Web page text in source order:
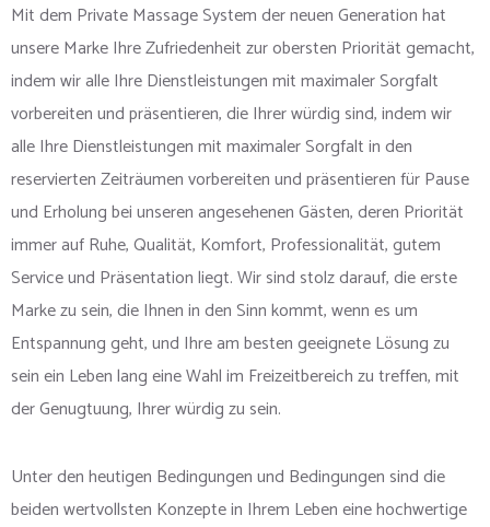
Mit dem Private Massage System der neuen Generation hat
unsere Marke Ihre Zufriedenheit zur obersten Priorität gemacht,
indem wir alle Ihre Dienstleistungen mit maximaler Sorgfalt
vorbereiten und präsentieren, die Ihrer würdig sind, indem wir
alle Ihre Dienstleistungen mit maximaler Sorgfalt in den
reservierten Zeiträumen vorbereiten und präsentieren für Pause
und Erholung bei unseren angesehenen Gästen, deren Priorität
immer auf Ruhe, Qualität, Komfort, Professionalität, gutem
Service und Präsentation liegt. Wir sind stolz darauf, die erste
Marke zu sein, die Ihnen in den Sinn kommt, wenn es um
Entspannung geht, und Ihre am besten geeignete Lösung zu
sein ein Leben lang eine Wahl im Freizeitbereich zu treffen, mit
der Genugtuung, Ihrer würdig zu sein.
Unter den heutigen Bedingungen und Bedingungen sind die
beiden wertvollsten Konzepte in Ihrem Leben eine hochwertige